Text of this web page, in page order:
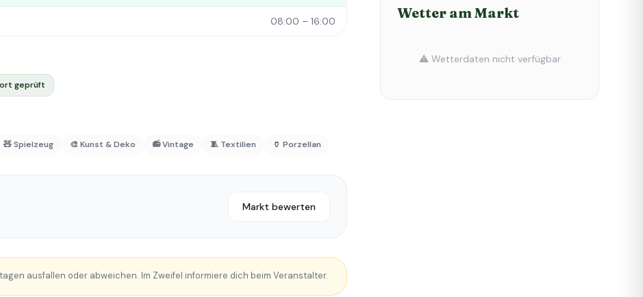
08:00 – 16:00
geprüft
🧸 Spielzeug 🎨 Kunst & Deko 📻 Vintage 🧵 Textilien 🏺 Porzellan
Markt bewerten
ausfallen oder abweichen. Im Zweifel informiere dich beim Veranstalter.
Wetter am Markt
⚠️ Wetterdaten nicht verfügbar